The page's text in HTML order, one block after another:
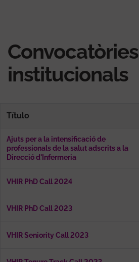
Convocatòries
institucionals
Título
Ajuts per a la intensificació de
professionals de la salut adscrits a la
Direcció d'Infermeria
VHIR PhD Call 2024
VHIR PhD Call 2023
VHIR Seniority Call 2023